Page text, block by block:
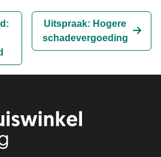
WhatsApp
Uitspraak: Hogere
schadevergoeding